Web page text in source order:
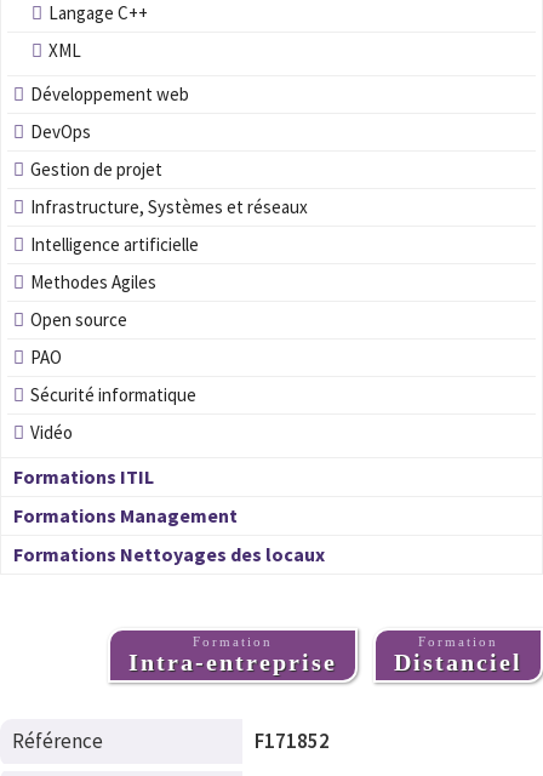
Langage C++
XML
Développement web
DevOps
Gestion de projet
Infrastructure, Systèmes et réseaux
Intelligence artificielle
Methodes Agiles
Open source
PAO
Sécurité informatique
Vidéo
Formations ITIL
Formations Management
Formations Nettoyages des locaux
Formation
Intra-entreprise
Formation
Distanciel
Référence
F171852